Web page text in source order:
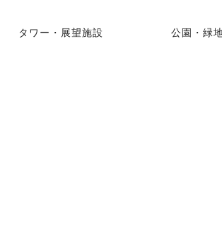
タワー・展望施設 公園・緑